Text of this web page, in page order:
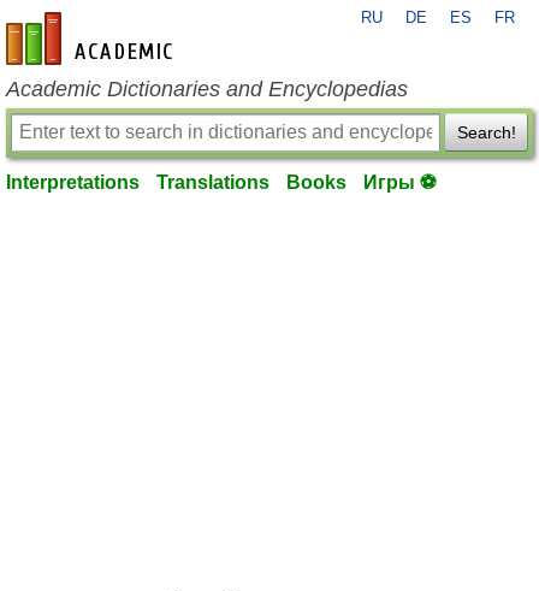
en-academic.com
RU DE ES FR
Academic Dictionaries and Encyclopedias
Search!
Interpretations Translations Books Игры ⚽